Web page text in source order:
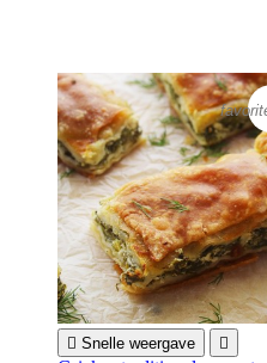
 Snelle weergave 